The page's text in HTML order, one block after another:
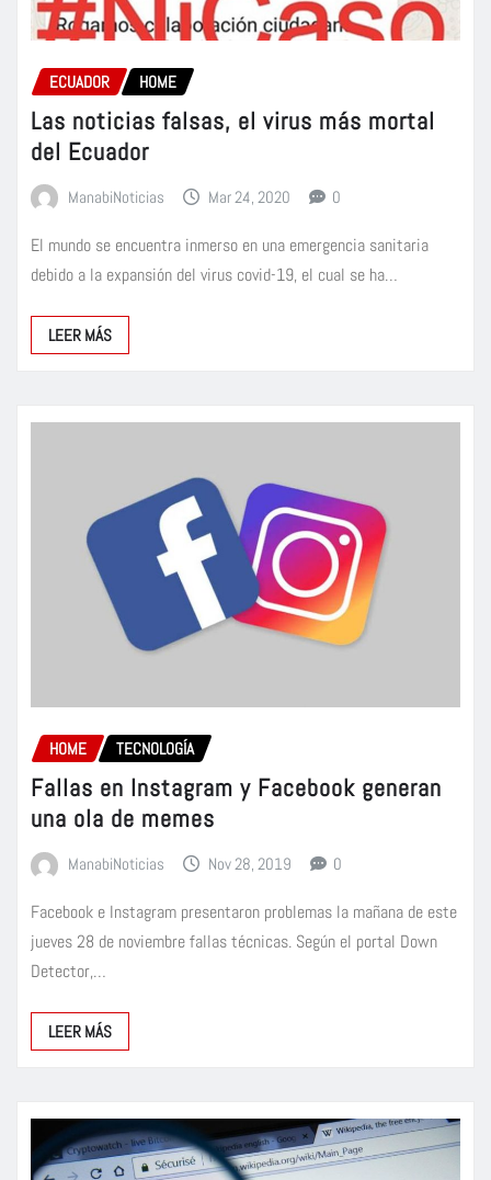
ECUADOR HOME
Las noticias falsas, el virus más mortal
del Ecuador
ManabiNoticias Mar 24, 2020 0
El mundo se encuentra inmerso en una emergencia sanitaria
debido a la expansión del virus covid-19, el cual se ha…
LEER MÁS
HOME TECNOLOGÍA
Fallas en Instagram y Facebook generan
una ola de memes
ManabiNoticias Nov 28, 2019 0
Facebook e Instagram presentaron problemas la mañana de este
jueves 28 de noviembre fallas técnicas. Según el portal Down
Detector,…
LEER MÁS